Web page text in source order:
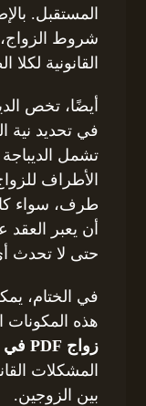
المستقبل.
شروط الزواج،
القانونية لكلا
أيضًا، تخص
في تحديد نية
تشمل
الأطراف
طرف، سواء
أن يعبر
حتى لا تحدث
في الختام،
هذه
زواج PDF في إستونيا
المشكلات
بين الزوجين.